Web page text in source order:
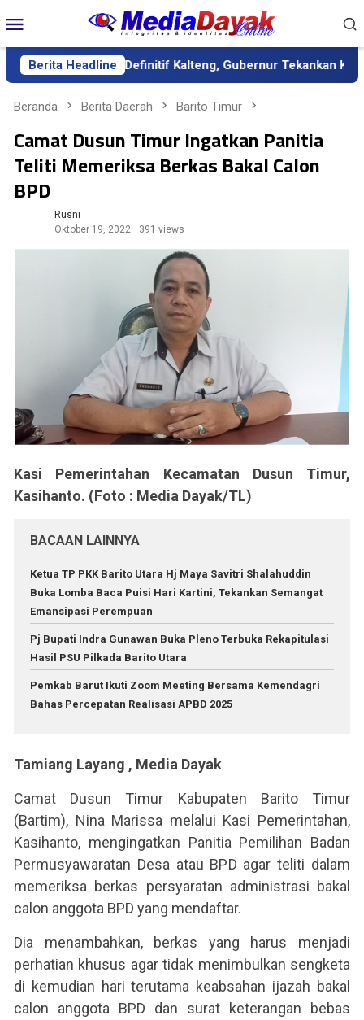
ke
kontenMobile
Berita Headline
Definitif Kalteng, Gubernur Tekankan Kerja Keras dan
Beranda Berita Daerah Barito Timur
Camat Dusun Timur Ingatkan Panitia
Teliti Memeriksa Berkas Bakal Calon
BPD
Rusni
Oktober 19, 2022
391 views
Kasi Pemerintahan Kecamatan Dusun Timur,
Kasihanto. (Foto : Media Dayak/TL)
BACAAN LAINNYA
Ketua TP PKK Barito Utara Hj Maya Savitri Shalahuddin
Buka Lomba Baca Puisi Hari Kartini, Tekankan Semangat
Emansipasi Perempuan
Pj Bupati Indra Gunawan Buka Pleno Terbuka Rekapitulasi
Hasil PSU Pilkada Barito Utara
Pemkab Barut Ikuti Zoom Meeting Bersama Kemendagri
Bahas Percepatan Realisasi APBD 2025
Tamiang Layang , Media Dayak
Camat Dusun Timur Kabupaten Barito Timur
(Bartim), Nina Marissa melalui Kasi Pemerintahan,
Kasihanto, mengingatkan Panitia Pemilihan Badan
Permusyawaratan Desa atau BPD agar teliti dalam
memeriksa berkas persyaratan administrasi bakal
calon anggota BPD yang mendaftar.
Dia menambahkan, berkas yang harus menjadi
perhatian khusus agar tidak menimbulkan sengketa
di kemudian hari terutama keabsahan ijazah bakal
calon anggota BPD dan surat keterangan bebas